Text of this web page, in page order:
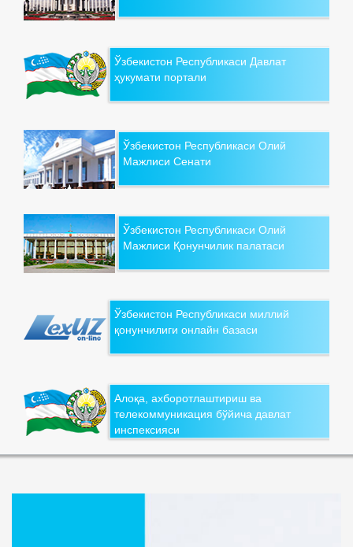
Ўзбекистон Республикаси Давлат
ҳукумати портали
Ўзбекистон Республикаси Олий
Мажлиси Сенати
Ўзбекистон Республикаси Олий
Мажлиси Қонунчилик палатаси
Ўзбекистон Республикаси миллий
қонунчилиги онлайн базаси
Алоқа, ахборотлаштириш ва
телекоммуникация бўйича давлат
инспексияси